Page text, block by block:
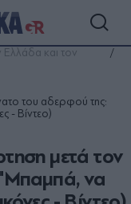
Ελλάδα και τον
του αδερφού της:
- Βίντεο)
μετά τον
να